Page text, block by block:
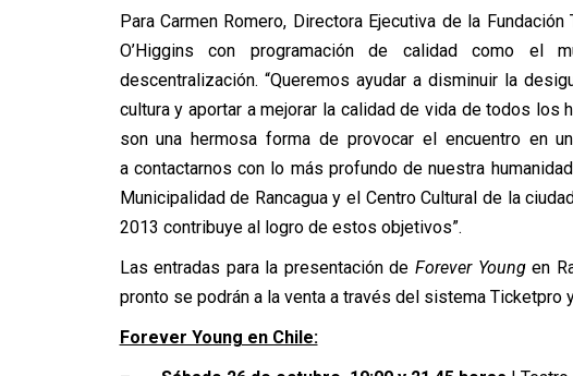
Para Carmen Romero, Directora Ejecutiva de la
O’Higgins con programación de calidad como el
descentralización. “Queremos ayudar a disminuir la
cultura y aportar a mejorar la calidad de vida de todos los
son una hermosa forma de provocar el encuentro en
a contactarnos con lo más profundo de nuestra
Municipalidad de Rancagua y el Centro Cultural de la
2013 contribuye al logro de estos objetivos”.
Las entradas para la presentación deForever Youngen
pronto se podrán a la venta a través del sistema Ticketpro
Forever Young en Chile: